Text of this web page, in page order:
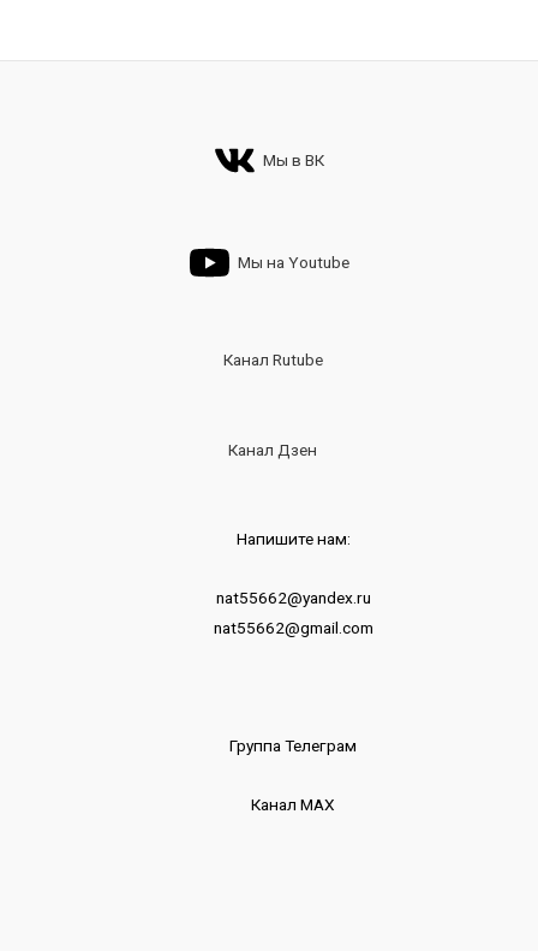
Мы в ВК
Мы на Youtube
Канал Rutube
Канал Дзен
Напишите нам:
nat55662@yandex.ru
nat55662@gmail.com
Группа Телеграм
Канал МАХ